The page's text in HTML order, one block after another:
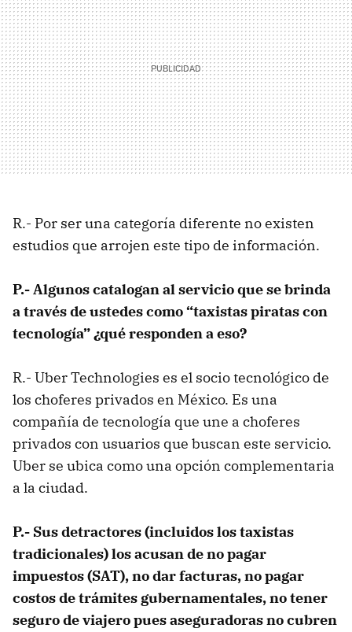
R.- Por ser una categoría diferente no existen
estudios que arrojen este tipo de información.
P.- Algunos catalogan al servicio que se brinda
a través de ustedes como “taxistas piratas con
tecnología” ¿qué responden a eso?
R.- Uber Technologies es el socio tecnológico de
los choferes privados en México. Es una
compañía de tecnología que une a choferes
privados con usuarios que buscan este servicio.
Uber se ubica como una opción complementaria
a la ciudad.
P.- Sus detractores (incluidos los taxistas
tradicionales) los acusan de no pagar
impuestos (SAT), no dar facturas, no pagar
costos de trámites gubernamentales, no tener
seguro de viajero pues aseguradoras no cubren